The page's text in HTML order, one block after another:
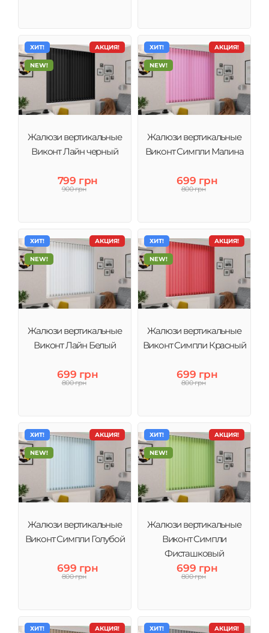
АКЦИЯ!
ХИТ!
NEW!
Жалюзи вертикальные
Виконт Лайн черный
799 грн
900 грн
АКЦИЯ!
ХИТ!
NEW!
Жалюзи вертикальные
Виконт Симпли Малина
699 грн
800 грн
АКЦИЯ!
ХИТ!
NEW!
Жалюзи вертикальные
Виконт Лайн Белый
699 грн
800 грн
АКЦИЯ!
ХИТ!
NEW!
Жалюзи вертикальные
Виконт Симпли Красный
699 грн
800 грн
АКЦИЯ!
ХИТ!
NEW!
Жалюзи вертикальные
Виконт Симпли Голубой
699 грн
800 грн
АКЦИЯ!
ХИТ!
NEW!
Жалюзи вертикальные
Виконт Симпли
Фисташковый
699 грн
800 грн
АКЦИЯ!
ХИТ! АКЦИЯ!
ХИТ!